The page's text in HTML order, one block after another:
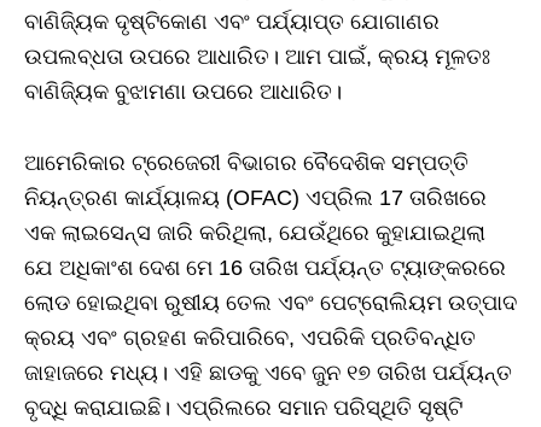
ବାଣିଜ୍ୟିକ ଦୃଷ୍ଟିକୋଣ ଏବଂ ପର୍ଯ୍ୟାପ୍ତ ଯୋଗାଣର
ଉପଲବ୍ଧତା ଉପରେ ଆଧାରିତ। ଆମ ପାଇଁ, କ୍ରୟ ମୂଳତଃ
ବାଣିଜ୍ୟିକ ବୁଝାମଣା ଉପରେ ଆଧାରିତ।
ଆମେରିକାର ଟ୍ରେଜେରୀ ବିଭାଗର ବୈଦେଶିକ ସମ୍ପତ୍ତି
ନିୟନ୍ତ୍ରଣ କାର୍ଯ୍ୟାଳୟ (OFAC) ଏପ୍ରିଲ 17 ତାରିଖରେ
ଏକ ଲାଇସେନ୍ସ ଜାରି କରିଥିଲା, ଯେଉଁଥିରେ କୁହାଯାଇଥିଲା
ଯେ ଅଧିକାଂଶ ଦେଶ ମେ 16 ତାରିଖ ପର୍ଯ୍ୟନ୍ତ ଟ୍ୟାଙ୍କରରେ
ଲୋଡ ହୋଇଥିବା ରୁଷୀୟ ତେଲ ଏବଂ ପେଟ୍ରୋଲିୟମ ଉତ୍ପାଦ
କ୍ରୟ ଏବଂ ଗ୍ରହଣ କରିପାରିବେ, ଏପରିକି ପ୍ରତିବନ୍ଧିତ
ଜାହାଜରେ ମଧ୍ୟ। ଏହି ଛାଡକୁ ଏବେ ଜୁନ ୧୭ ତାରିଖ ପର୍ଯ୍ୟନ୍ତ
ବୃଦ୍ଧି କରାଯାଇଛି। ଏପ୍ରିଲରେ ସମାନ ପରିସ୍ଥିତି ସୃଷ୍ଟି